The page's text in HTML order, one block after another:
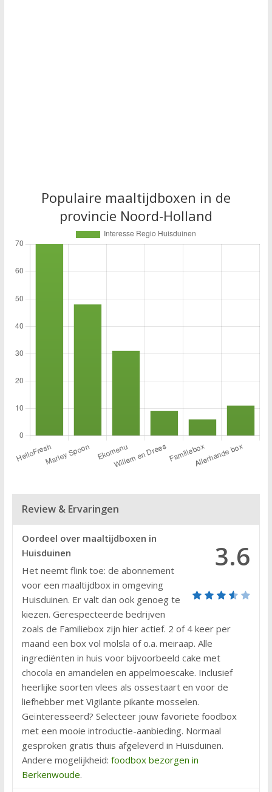
Populaire maaltijdboxen in de
provincie Noord-Holland
Review & Ervaringen
3.6
Oordeel over maaltijdboxen in
Huisduinen
Het neemt flink toe: de abonnement
voor een maaltijdbox in omgeving
Huisduinen. Er valt dan ook genoeg te
kiezen. Gerespecteerde bedrijven
zoals de Familiebox zijn hier actief. 2 of 4 keer per
maand een box vol molsla of o.a. meiraap. Alle
ingrediënten in huis voor bijvoorbeeld cake met
chocola en amandelen en appelmoescake. Inclusief
heerlijke soorten vlees als ossestaart en voor de
liefhebber met Vigilante pikante mosselen.
Geïnteresseerd? Selecteer jouw favoriete foodbox
met een mooie introductie-aanbieding. Normaal
gesproken gratis thuis afgeleverd in Huisduinen.
Andere mogelijkheid: foodbox bezorgen in
Berkenwoude.